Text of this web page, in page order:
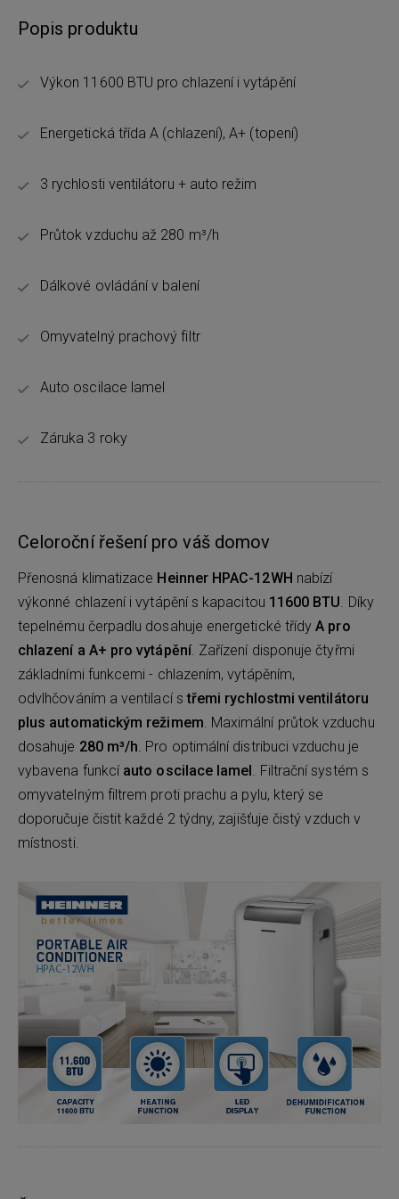
Popis produktu
Výkon 11600 BTU pro chlazení i vytápění
Energetická třída A (chlazení), A+ (topení)
3 rychlosti ventilátoru + auto režim
Průtok vzduchu až 280 m³/h
Dálkové ovládání v balení
Omyvatelný prachový filtr
Auto oscilace lamel
Záruka 3 roky
Celoroční řešení pro váš domov
Přenosná klimatizace Heinner HPAC-12WH nabízí
výkonné chlazení i vytápění s kapacitou 11600 BTU. Díky
tepelnému čerpadlu dosahuje energetické třídyA pro
chlazení a A+ pro vytápění. Zařízení disponuje čtyřmi
základními funkcemi - chlazením, vytápěním,
odvlhčováním a ventilací střemi rychlostmi ventilátoru
plus automatickým režimem. Maximální průtok vzduchu
dosahuje 280 m³/h. Pro optimální distribuci vzduchu je
vybavena funkcí auto oscilace lamel. Filtrační systém s
omyvatelným filtrem proti prachu a pylu, který se
doporučuje čistit každé 2 týdny, zajišťuje čistý vzduch v
místnosti.